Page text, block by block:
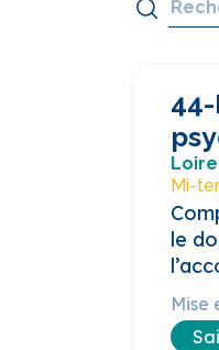
44-
Mi-
le
Mise